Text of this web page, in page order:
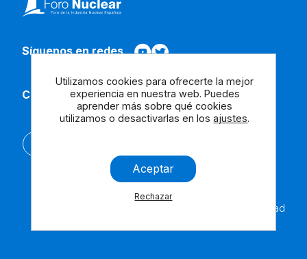
Síguenos en redes
Contacta con nosotros
Accesibilidad
Utilizamos cookies para ofrecerte la mejor
experiencia en nuestra web. Puedes
aprender más sobre qué cookies
utilizamos o desactivarlas en losajustes.
Aceptar
Rechazar